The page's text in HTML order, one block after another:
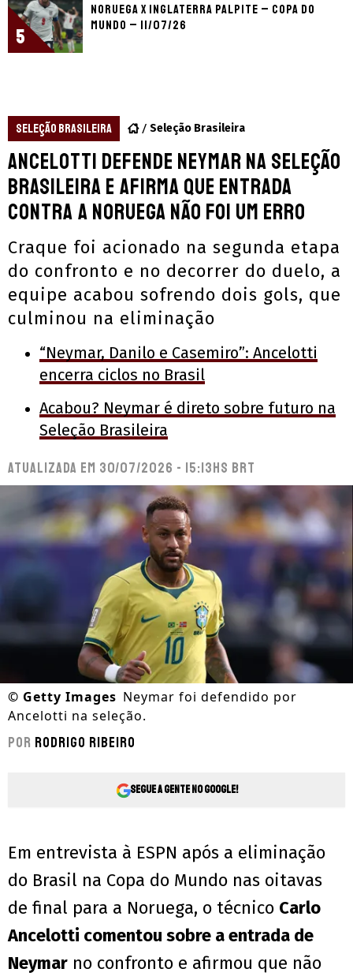
5
Noruega x Inglaterra palpite – Copa do
Mundo – 11/07/26
SELEÇÃO BRASILEIRA Seleção Brasileira
Ancelotti defende Neymar na Seleção
Brasileira e afirma que entrada
contra a Noruega não foi um erro
Craque foi acionado na segunda etapa
do confronto e no decorrer do duelo, a
equipe acabou sofrendo dois gols, que
culminou na eliminação
“Neymar, Danilo e Casemiro”: Ancelotti
encerra ciclos no Brasil
Acabou? Neymar é direto sobre futuro na
Seleção Brasileira
Atualizada em 30/07/2026 - 15:13hs BRT
© Getty Images Neymar foi defendido por
Ancelotti na seleção.
Por Rodrigo Ribeiro
Segue a gente no Google!
Em entrevista à ESPN após a eliminação
do Brasil na Copa do Mundo nas oitavas
de final para a Noruega, o técnico Carlo
Ancelotti comentou sobre a entrada de
Neymar no confronto e afirmou que não